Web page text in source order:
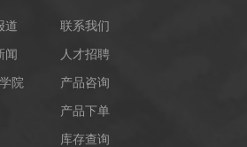
道
闻
院
联系我们
人才招聘
产品咨询
产品下单
库存查询